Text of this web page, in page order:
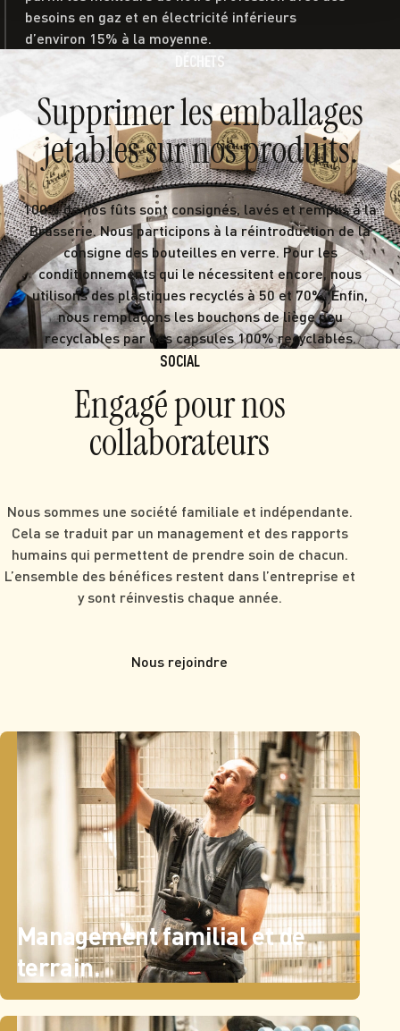
besoins en gaz et en électricité inférieurs
d’environ 15% à la moyenne.
DÉCHETS
Supprimer les emballages
jetables sur nos produits.
100% de nos fûts sont consignés, lavés et remplis à la
Brasserie. Nous participons à la réintroduction de la
consigne des bouteilles en verre. Pour les
conditionnements qui le nécessitent encore, nous
utilisons des plastiques recyclés à 50 et 70%. Enfin,
nous remplaçons les bouchons de liège peu
recyclables par des capsules 100% recyclables.
SOCIAL
Engagé pour nos
collaborateurs
Nous sommes une société familiale et indépendante.
Cela se traduit par un management et des rapports
humains qui permettent de prendre soin de chacun.
L’ensemble des bénéfices restent dans l’entreprise et
y sont réinvestis chaque année.
Nous rejoindre
Management familial et de
terrain.